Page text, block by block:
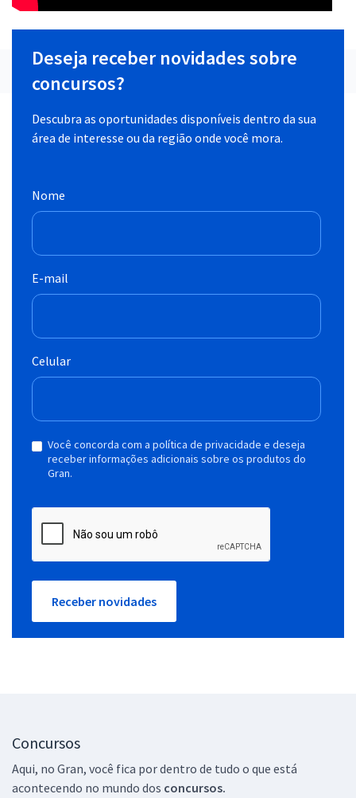
Deseja receber novidades sobre
concursos?
Descubra as oportunidades disponíveis dentro da sua
área de interesse ou da região onde você mora.
Nome
E-mail
Celular
Você concorda com a política de privacidade e deseja
receber informações adicionais sobre os produtos do
Gran.
Receber novidades
Concursos
Aqui, no Gran, você fica por dentro de tudo o que está
acontecendo no mundo dos concursos.